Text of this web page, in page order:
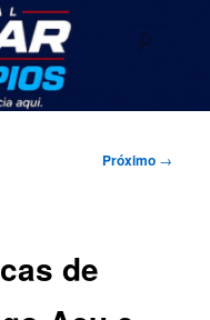
Próximo →
de